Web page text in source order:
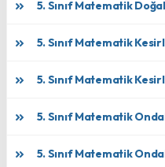
5. Sınıf Matematik
5. Sınıf Matematik
5. Sınıf Matematik
5. Sınıf Matematik
5. Sınıf Matematik